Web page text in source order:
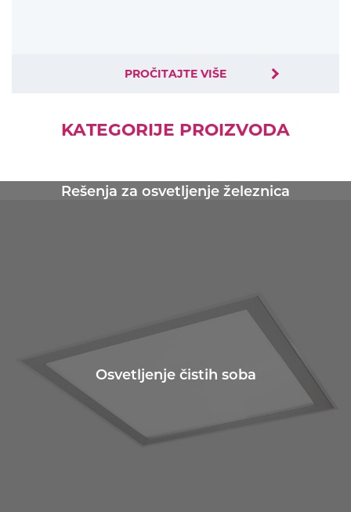
PROČITAJTE VIŠE
KATEGORIJE PROIZVODA
Rešenja za osvetljenje železnica
Osvetljenje čistih soba